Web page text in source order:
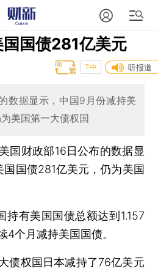
国债281亿美元
听报道
T中
数据显示，中国9月份减持美
美国第一大债权国
财政部16日公布的数据显
国债281亿美元，仍为美国
有美国国债总额达到1.157
4个月减持美国国债。
权国日本减持了76亿美元